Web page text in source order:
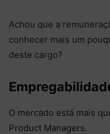
Achou que a
conhecer mais um
deste cargo?
O mercado está mais
Product Managers.